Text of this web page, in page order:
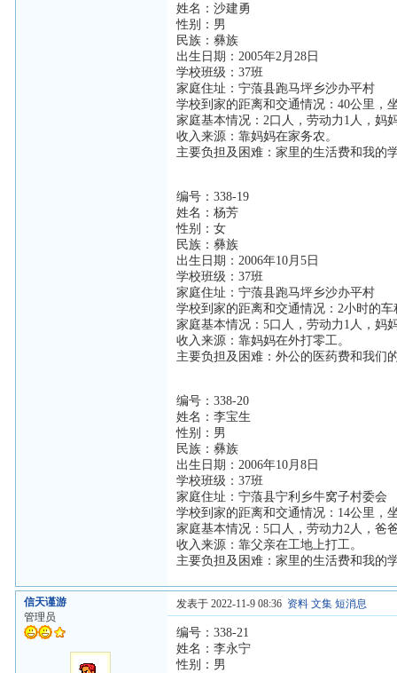
姓名：沙建勇
性别：男
民族：彝族
出生日期：2005年2月28日
学校班级：37班
家庭住址：宁蒗县跑马坪乡沙办平村
学校到家的距离和交通情况：40公里，
家庭基本情况：2口人，劳动力1人，妈
收入来源：靠妈妈在家务农。
主要负担及困难：家里的生活费和我的
编号：338-19
姓名：杨芳
性别：女
民族：彝族
出生日期：2006年10月5日
学校班级：37班
家庭住址：宁蒗县跑马坪乡沙办平村
学校到家的距离和交通情况：2小时的
家庭基本情况：5口人，劳动力1人，妈
收入来源：靠妈妈在外打零工。
主要负担及困难：外公的医药费和我们
编号：338-20
姓名：李宝生
性别：男
民族：彝族
出生日期：2006年10月8日
学校班级：37班
家庭住址：宁蒗县宁利乡牛窝子村委会
学校到家的距离和交通情况：14公里，
家庭基本情况：5口人，劳动力2人，爸
收入来源：靠父亲在工地上打工。
主要负担及困难：家里的生活费和我的
信天谨游
管理员
发表于 2022-11-9 08:36 资料 文集 短消息
编号：338-21
姓名：李永宁
性别：男